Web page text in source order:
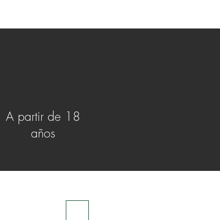
A partir de 18
años